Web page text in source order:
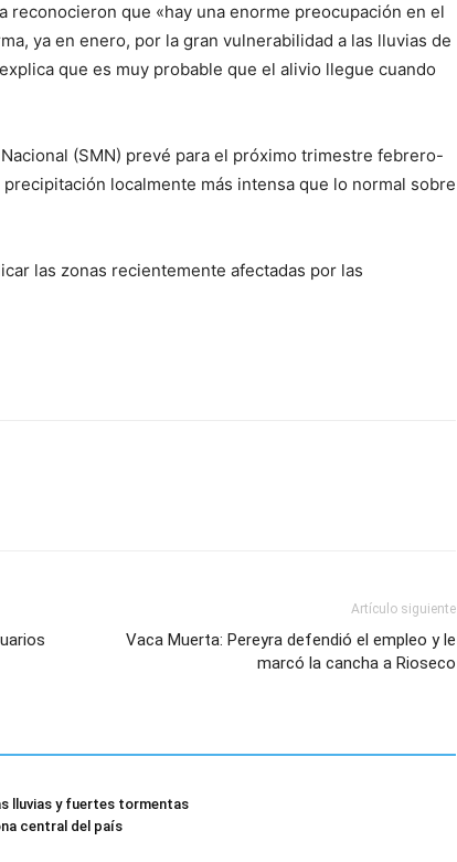
reconocieron que «hay una enorme preocupación en el
ya en enero, por la gran vulnerabilidad a las lluvias de
que es muy probable que el alivio llegue cuando
(SMN) prevé para el próximo trimestre febrero-
localmente más intensa que lo normal sobre
las zonas recientemente afectadas por las
Artículo siguiente
Vaca Muerta: Pereyra defendió el empleo y le
marcó la cancha a Rioseco
lluvias y fuertes tormentas
central del país